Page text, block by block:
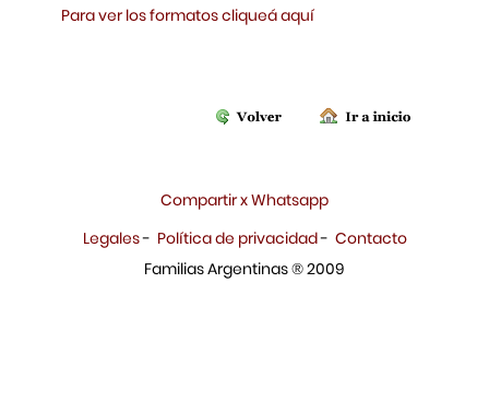
Para ver los formatos cliqueá aquí
Compartir x Whatsapp
Legales- Política de privacidad- Contacto
Familias Argentinas ® 2009